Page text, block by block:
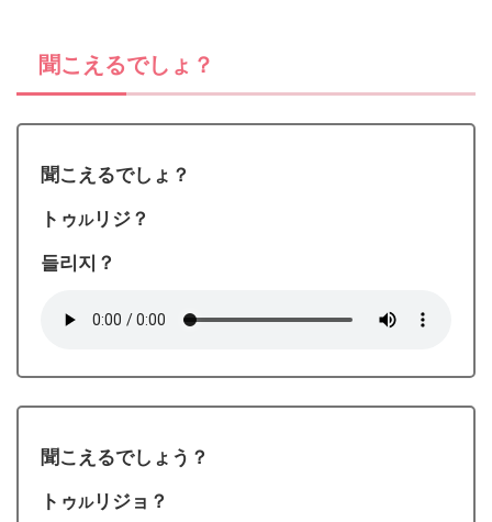
聞こえるでしょ？
聞こえるでしょ？
トゥルリジ？
들리지？
聞こえるでしょう？
トゥルリジョ？